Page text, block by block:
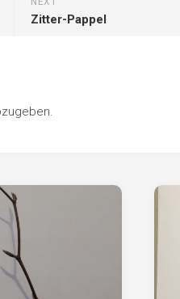
Tulpenbaum
Weißdorn
Zitter-Pappel